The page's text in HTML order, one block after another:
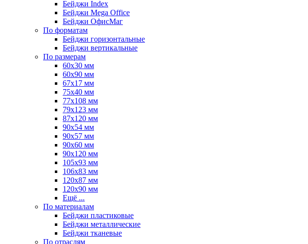
Бейджи Index
Бейджи Mega Office
Бейджи ОфисМаг
По форматам
Бейджи горизонтальные
Бейджи вертикальные
По размерам
60x30 мм
60х90 мм
67х17 мм
75x40 мм
77х108 мм
79х123 мм
87х120 мм
90x54 мм
90х57 мм
90х60 мм
90х120 мм
105х93 мм
106х83 мм
120х87 мм
120х90 мм
Ещё ...
По материалам
Бейджи пластиковые
Бейджи металлические
Бейджи тканевые
По отраслям